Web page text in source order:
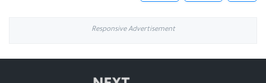
Responsive Advertisement